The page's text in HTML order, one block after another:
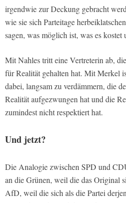
irgendwie zur Deckung gebracht
wie sie sich Parteitage
sagen, was möglich ist, was es
Mit Nahles tritt eine Vertreterin ab,
für Realität gehalten hat. Mit Merkel
dabei, langsam zu verdämmern, die
Realität aufgezwungen hat und die
zumindest nicht respektiert hat.
Und jetzt?
Die Analogie zwischen SPD und
an die Grünen, weil die das Original
AfD, weil die sich als die Partei